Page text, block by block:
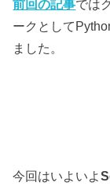
前回の記事では
ークとして
ました。
今回はいよいよ